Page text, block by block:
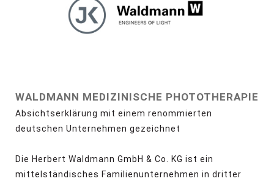
WALDMANN MEDIZINISCHE PHOTOTHERAPIE
Absichtserklärung mit einem renommierten
deutschen Unternehmen gezeichnet
Die Herbert Waldmann GmbH & Co. KG ist ein
mittelständisches Familienunternehmen in dritter